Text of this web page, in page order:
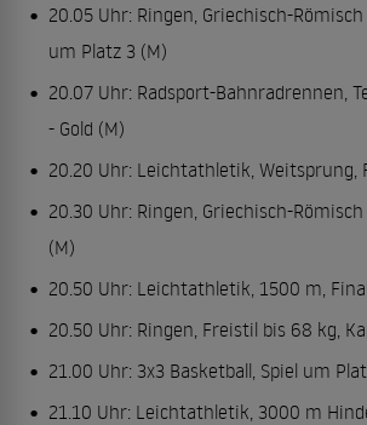
20.05 Uhr: Ringen, Griechisch-
um Platz 3 (M)
20.07 Uhr: Radsport-Bahnradrennen,
- Gold (M)
20.20 Uhr: Leichtathletik, Weitsprung,
20.30 Uhr: Ringen, Griechisch-
(M)
20.50 Uhr: Leichtathletik, 1500 m,
20.50 Uhr: Ringen, Freistil bis 68 kg,
21.00 Uhr: 3x3 Basketball, Spiel um
21.10 Uhr: Leichtathletik, 3000 m